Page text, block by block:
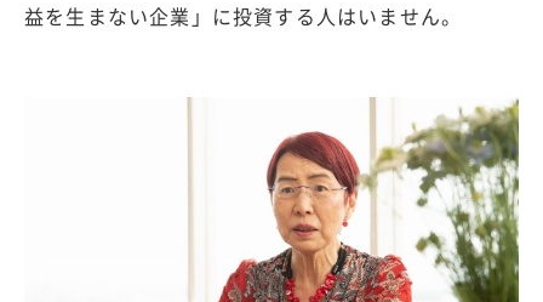
益を生まない企業」に投資する人はいません。